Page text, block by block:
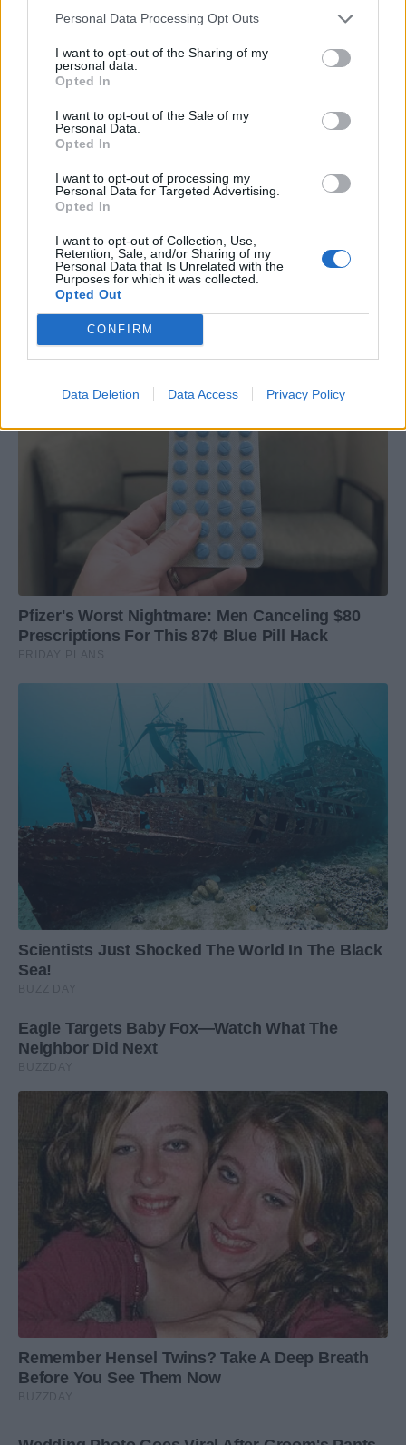
Personal Data Processing Opt Outs
I want to opt-out of the Sharing of my
personal data.
Opted In
I want to opt-out of the Sale of my
Personal Data.
Opted In
I want to opt-out of processing my
Personal Data for Targeted Advertising.
Opted In
I want to opt-out of Collection, Use,
Retention, Sale, and/or Sharing of my
Personal Data that Is Unrelated with the
Purposes for which it was collected.
Opted Out
CONFIRM
Data Deletion Data Access Privacy Policy